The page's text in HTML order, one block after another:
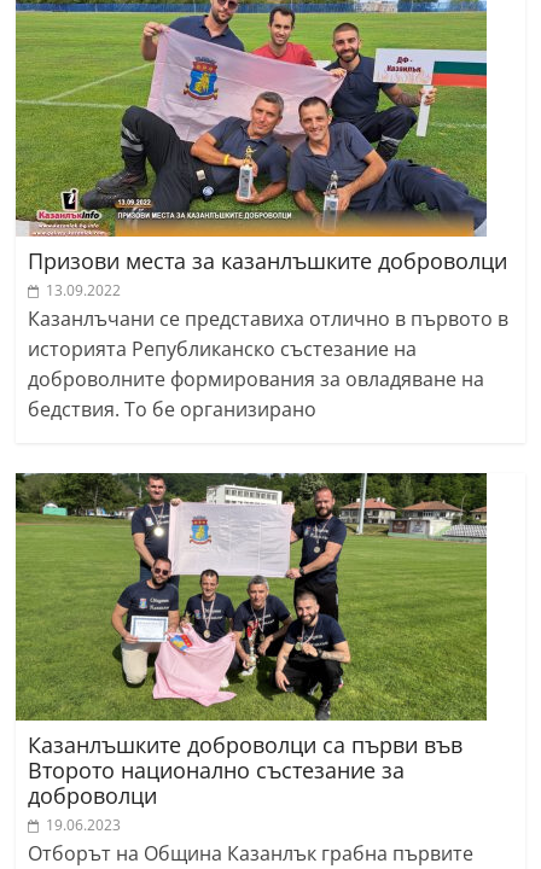
Призови места за казанлъшките доброволци
13.09.2022
Казанлъчани се представиха отлично в първото в
историята Републиканско състезание на
доброволните формирования за овладяване на
бедствия. То бе организирано
Казанлъшките доброволци са първи във
Второто национално състезание за
доброволци
19.06.2023
Отборът на Община Казанлък грабна първите